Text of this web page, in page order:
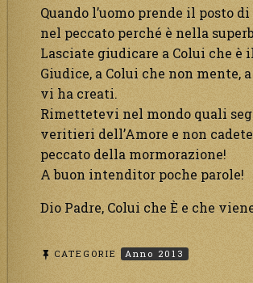
Quando l’uomo prende il posto di
nel peccato perché è nella
Lasciate giudicare a Colui che è
Giudice, a Colui che non mente,
vi ha creati.
Rimettetevi nel mondo quali
veritieri dell’Amore e non
peccato della mormorazione!
A buon intenditor poche parole!
Dio Padre, Colui che È e che
CATEGORIE Anno 2013